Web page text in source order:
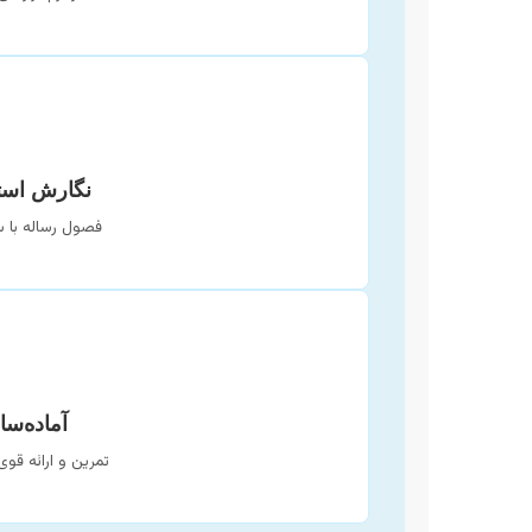
نگارش
فصول رساله با
تمرین و ارائه